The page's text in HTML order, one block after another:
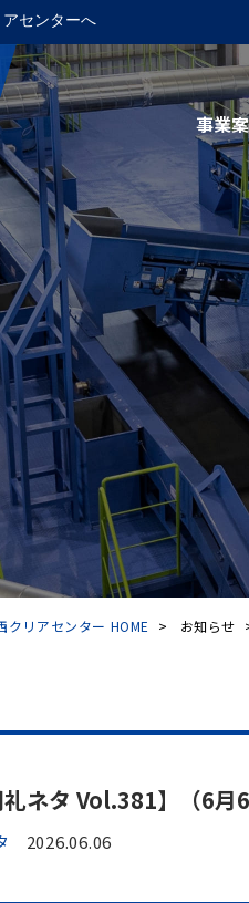
センターへ
事業
リアセンター HOME > お知らせ
礼ネタ Vol.381】（6月
2026.06.06